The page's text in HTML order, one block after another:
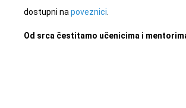
dostupni napoveznici.
Od srca čestitamo učenicima i